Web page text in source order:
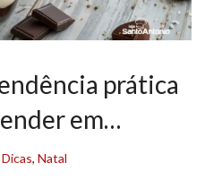
prática
em
fim de ano
Dicas, Natal